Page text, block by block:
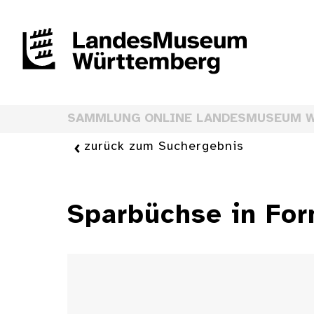
SAMMLUNG ONLINE LANDESMUSEUM
zurück zum Suchergebnis
Sparbüchse in